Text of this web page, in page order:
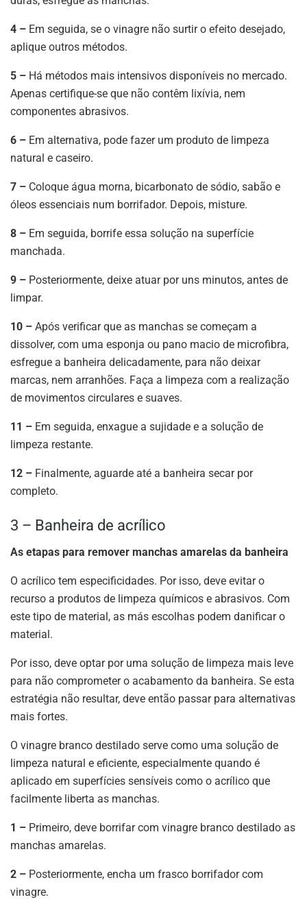
4 – Em seguida, se o vinagre não surtir o efeito desejado,
aplique outros métodos.
5 – Há métodos mais intensivos disponíveis no mercado.
Apenas certifique-se que não contêm lixívia, nem
componentes abrasivos.
6 – Em alternativa, pode fazer um produto de limpeza
natural e caseiro.
7 – Coloque água morna, bicarbonato de sódio, sabão e
óleos essenciais num borrifador. Depois, misture.
8 – Em seguida, borrife essa solução na superfície
manchada.
9 – Posteriormente, deixe atuar por uns minutos, antes de
limpar.
10 – Após verificar que as manchas se começam a
dissolver, com uma esponja ou pano macio de microfibra,
esfregue a banheira delicadamente, para não deixar
marcas, nem arranhões. Faça a limpeza com a realização
de movimentos circulares e suaves.
11 – Em seguida, enxague a sujidade e a solução de
limpeza restante.
12 – Finalmente, aguarde até a banheira secar por
completo.
3 – Banheira de acrílico
As etapas para remover manchas amarelas da banheira
O acrílico tem especificidades. Por isso, deve evitar o
recurso a produtos de limpeza químicos e abrasivos. Com
este tipo de material, as más escolhas podem danificar o
material.
Por isso, deve optar por uma solução de limpeza mais leve
para não comprometer o acabamento da banheira. Se esta
estratégia não resultar, deve então passar para alternativas
mais fortes.
O vinagre branco destilado serve como uma solução de
limpeza natural e eficiente, especialmente quando é
aplicado em superfícies sensíveis como o acrílico que
facilmente liberta as manchas.
1 – Primeiro, deve borrifar com vinagre branco destilado as
manchas amarelas.
2 – Posteriormente, encha um frasco borrifador com
vinagre.